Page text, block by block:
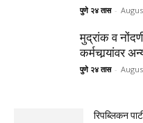
पुणे २४ तास -
मुद्रांक व
कर्मचार्‍यांवर
पुणे २४ तास -
रिपब्लिकन